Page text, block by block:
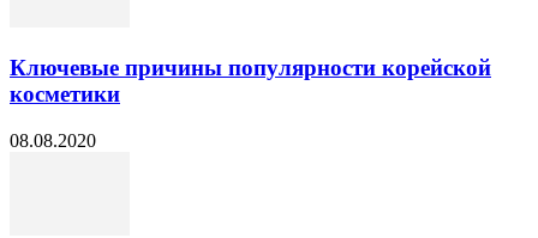
Ключевые причины популярности корейской
косметики
08.08.2020